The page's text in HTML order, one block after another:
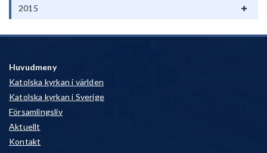
2015
Huvudmeny
Katolska kyrkan i världen
Katolska kyrkan i Sverige
Församlingsliv
Aktuellt
Kontakt